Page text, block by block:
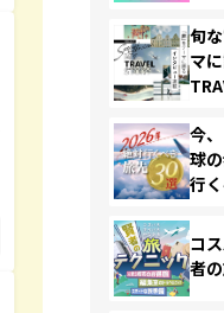
旬
マ
今
球
行
コ
者